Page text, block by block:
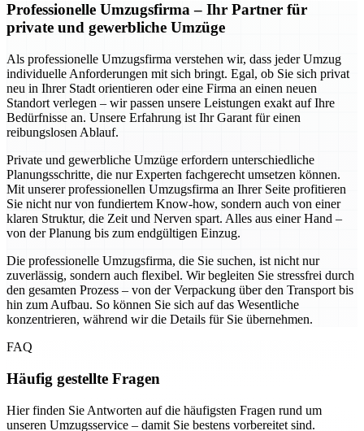
Professionelle Umzugsfirma – Ihr Partner für
private und gewerbliche Umzüge
Als professionelle Umzugsfirma verstehen wir, dass jeder Umzug
individuelle Anforderungen mit sich bringt. Egal, ob Sie sich privat
neu in Ihrer Stadt orientieren oder eine Firma an einen neuen
Standort verlegen – wir passen unsere Leistungen exakt auf Ihre
Bedürfnisse an. Unsere Erfahrung ist Ihr Garant für einen
reibungslosen Ablauf.
Private und gewerbliche Umzüge erfordern unterschiedliche
Planungsschritte, die nur Experten fachgerecht umsetzen können.
Mit unserer professionellen Umzugsfirma an Ihrer Seite profitieren
Sie nicht nur von fundiertem Know-how, sondern auch von einer
klaren Struktur, die Zeit und Nerven spart. Alles aus einer Hand –
von der Planung bis zum endgültigen Einzug.
Die professionelle Umzugsfirma, die Sie suchen, ist nicht nur
zuverlässig, sondern auch flexibel. Wir begleiten Sie stressfrei durch
den gesamten Prozess – von der Verpackung über den Transport bis
hin zum Aufbau. So können Sie sich auf das Wesentliche
konzentrieren, während wir die Details für Sie übernehmen.
FAQ
Häufig gestellte Fragen
Hier finden Sie Antworten auf die häufigsten Fragen rund um
unseren Umzugsservice – damit Sie bestens vorbereitet sind.